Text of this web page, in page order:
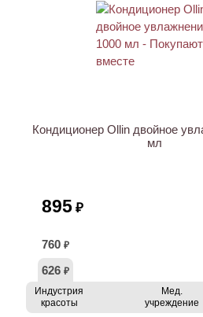
Кондиционер Ollin двойное
мл
895 ₽
760 ₽
626 ₽
Индустрия
красоты
Мед.
учреждение